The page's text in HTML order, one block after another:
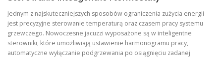
Jednym z najskuteczniejszych sposobów ograniczenia zużycia energii
jest precyzyjne sterowanie temperaturą oraz czasem pracy systemu
grzewczego. Nowoczesne jacuzzi wyposażone są w inteligentne
sterowniki, które umożliwiają ustawienie harmonogramu pracy,
automatyczne wyłączanie podgrzewania po osiągnięciu zadanej